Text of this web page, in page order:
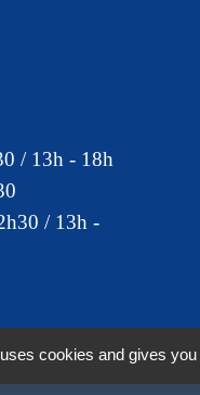
/ 13h - 18h
/ 13h -
Politique de
cookies and gives